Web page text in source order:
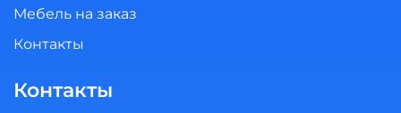
Мебель на заказ
Контакты
Контакты